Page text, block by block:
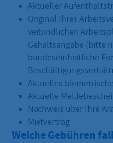
Aktueller
Original Ihres
verbindlichen
Gehaltsangabe (bitte
bundeseinheitliche
Aktuelles
Aktuelle
Nachweis über Ihre
Mietvertrag
Welche Gebühren